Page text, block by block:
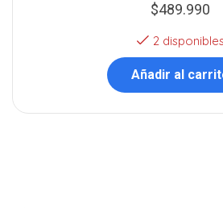
$489.990
2 disponibles
Añadir al